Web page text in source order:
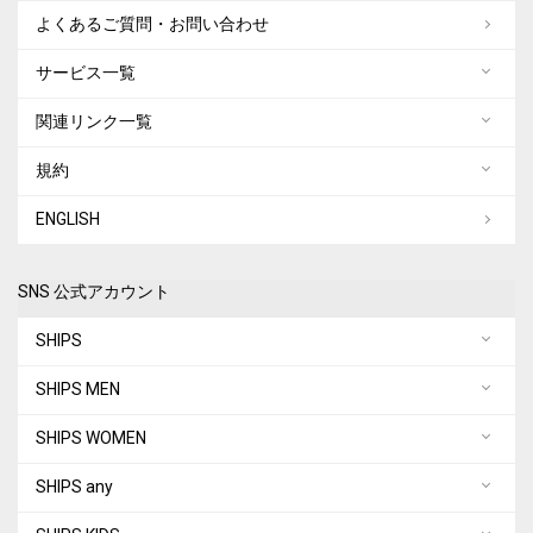
よくあるご質問・お問い合わせ
サービス一覧
関連リンク一覧
規約
ENGLISH
SNS 公式アカウント
SHIPS
SHIPS MEN
SHIPS WOMEN
SHIPS any